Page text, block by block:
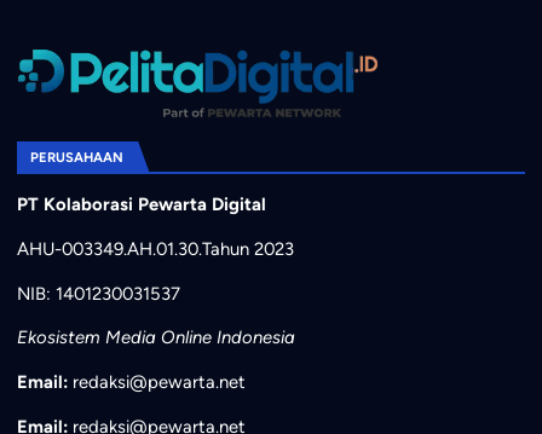
PERUSAHAAN
PT Kolaborasi Pewarta Digital
AHU-003349.AH.01.30.Tahun 2023
NIB: 1401230031537
Ekosistem Media Online Indonesia
Email: redaksi@pewarta.net
Email: redaksi@pewarta.net